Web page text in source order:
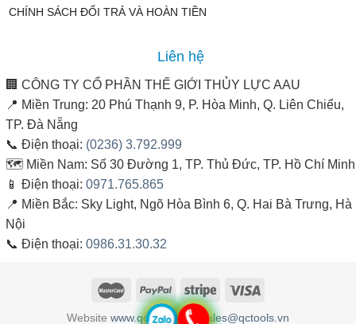
CHÍNH SÁCH ĐỔI TRẢ VÀ HOÀN TIỀN
Liên hệ
🏢 CÔNG TY CỔ PHẦN THẾ GIỚI THỦY LỰC AAU
📍 Miền Trung: 20 Phú Thạnh 9, P. Hòa Minh, Q. Liên Chiểu,
TP. Đà Nẵng
📞 Điện thoại: (0236) 3.792.999
🗺️ Miền Nam: Số 30 Đường 1, TP. Thủ Đức, TP. Hồ Chí Minh
📱 Điện thoại: 0971.765.865
📍 Miền Bắc: Sky Light, Ngõ Hòa Bình 6, Q. Hai Bà Trưng, Hà
Nội
📞 Điện thoại: 0986.31.30.32
Website www.qctools.vn& sales@qctools.vn